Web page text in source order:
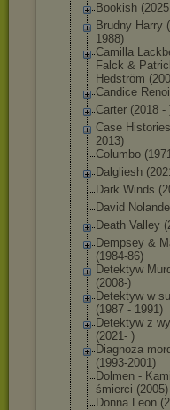
Bookish
Brudny Harry
1988)
Camilla
Falck &
Hedström
Candice
Carter (2018 -
Case
2013)
Columbo
Dalgliesh
Dark Winds
David
Death Valley
Dempsey &
(1984-86)
Detektyw
(2008-)
Detektyw w
(1987 - 1991)
Detektyw z
(2021- )
Diagnoza
(1993-2001)
Dolmen -
śmierci (2005)
Donna Leon